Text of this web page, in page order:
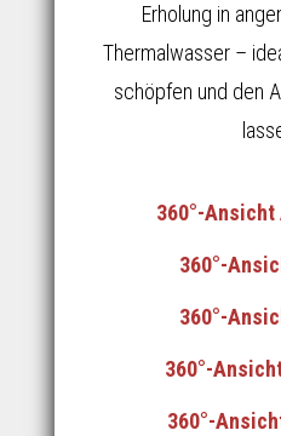
Erholung in
Thermalwasser –
schöpfen und den
360°-Ansicht
360°-
360°-
360°-
360°-